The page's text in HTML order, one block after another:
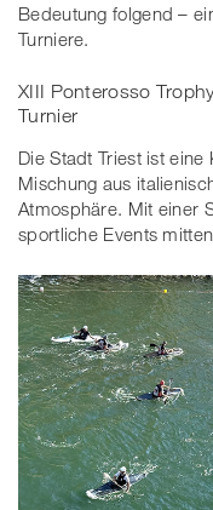
Bedeutung folgend –
Turniere.
XIII Ponterosso
Turnier
Die Stadt Triest ist
Mischung aus
Atmosphäre. Mit einer
sportliche Events